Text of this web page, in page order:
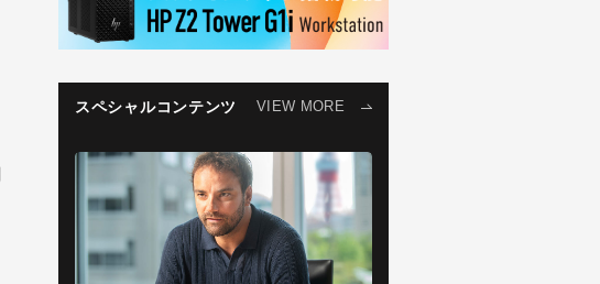
スペシャルコンテンツ VIEW MORE